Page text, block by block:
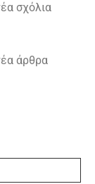
σχόλια
άρθρα